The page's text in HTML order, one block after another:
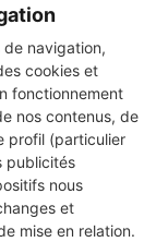
navigation,
cookies et
fonctionnement
nos contenus, de
profil (particulier
publicités
nous
et
mise en relation.